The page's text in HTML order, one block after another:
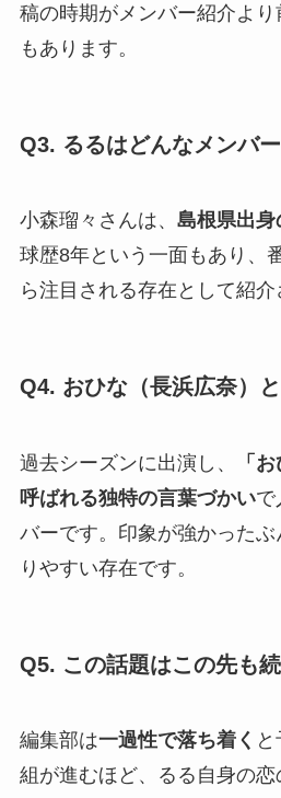
稿の時期がメンバー紹介よ
もあります。
Q3. るるはどんなメンバ
小森瑠々さんは、 島根県出
球歴8年という一面もあり、
ら注目される存在として紹介
Q4. おひな（長浜広奈）
過去シーズンに出演し、
「
呼ばれる独特の言葉づかいで
バーです。印象が強かった
りやすい存在です。
Q5. この話題はこの先も
編集部は一過性で落ち着く
組が進むほど、るる自身の